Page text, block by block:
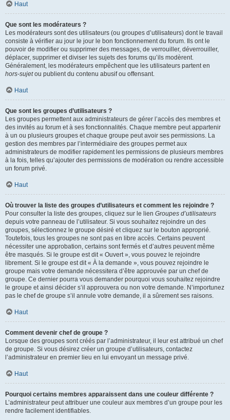
Haut
Que sont les modérateurs ?
Les modérateurs sont des utilisateurs (ou groupes d’utilisateurs) dont le travail
consiste à vérifier au jour le jour le bon fonctionnement du forum. Ils ont le
pouvoir de modifier ou supprimer des messages, de verrouiller, déverrouiller,
déplacer, supprimer et diviser les sujets des forums qu’ils modèrent.
Généralement, les modérateurs empêchent que les utilisateurs partent en
hors-sujetou publient du contenu abusif ou offensant.
Haut
Que sont les groupes d’utilisateurs ?
Les groupes permettent aux administrateurs de gérer l’accès des membres et
des invités au forum et à ses fonctionnalités. Chaque membre peut appartenir
à un ou plusieurs groupes et chaque groupe peut avoir ses permissions. La
gestion des membres par l’intermédiaire des groupes permet aux
administrateurs de modifier rapidement les permissions de plusieurs membres
à la fois, telles qu’ajouter des permissions de modération ou rendre accessible
un forum privé.
Haut
Où trouver la liste des groupes d’utilisateurs et comment les rejoindre ?
Pour consulter la liste des groupes, cliquez sur le lien Groupes d’utilisateurs
depuis votre panneau de l’utilisateur. Si vous souhaitez rejoindre un des
groupes, sélectionnez le groupe désiré et cliquez sur le bouton approprié.
Toutefois, tous les groupes ne sont pas en libre accès. Certains peuvent
nécessiter une approbation, certains sont fermés et d’autres peuvent même
être masqués. Si le groupe est dit « Ouvert », vous pouvez le rejoindre
librement. Si le groupe est dit « À la demande », vous pouvez rejoindre le
groupe mais votre demande nécessitera d’être approuvée par un chef de
groupe. Ce dernier pourra vous demander pourquoi vous souhaitez rejoindre
le groupe et ainsi décider s’il approuvera ou non votre demande. N’importunez
pas le chef de groupe s’il annule votre demande, il a sûrement ses raisons.
Haut
Comment devenir chef de groupe ?
Lorsque des groupes sont créés par l’administrateur, il leur est attribué un chef
de groupe. Si vous désirez créer un groupe d’utilisateurs, contactez
l’administrateur en premier lieu en lui envoyant un message privé.
Haut
Pourquoi certains membres apparaissent dans une couleur différente ?
L’administrateur peut attribuer une couleur aux membres d’un groupe pour les
rendre facilement identifiables.